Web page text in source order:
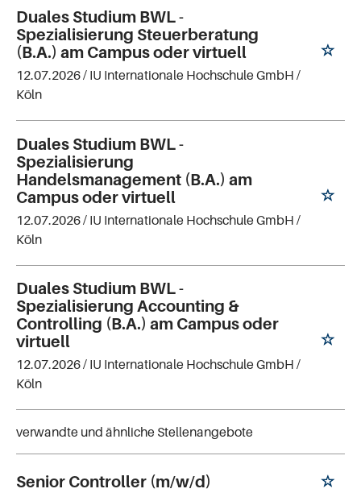
Duales Studium BWL -
Spezialisierung Steuerberatung
(B.A.) am Campus oder virtuell
12.07.2026 / IU Internationale Hochschule GmbH /
Köln
Duales Studium BWL -
Spezialisierung
Handelsmanagement (B.A.) am
Campus oder virtuell
12.07.2026 / IU Internationale Hochschule GmbH /
Köln
Duales Studium BWL -
Spezialisierung Accounting &
Controlling (B.A.) am Campus oder
virtuell
12.07.2026 / IU Internationale Hochschule GmbH /
Köln
verwandte und ähnliche Stellenangebote
Senior Controller (m/w/d)